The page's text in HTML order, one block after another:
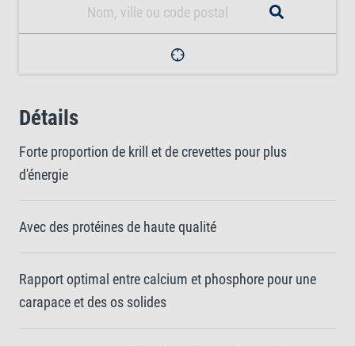
Détails
Forte proportion de krill et de crevettes pour plus
d'énergie
Avec des protéines de haute qualité
Rapport optimal entre calcium et phosphore pour une
carapace et des os solides